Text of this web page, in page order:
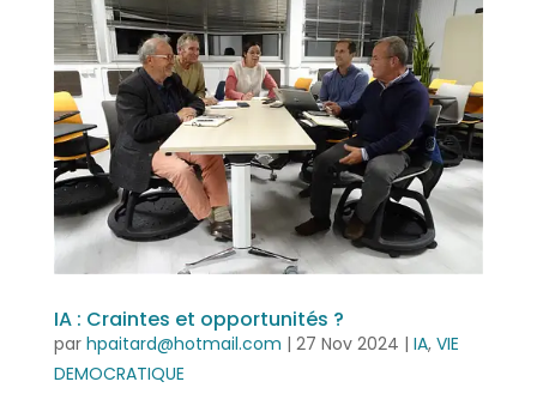
IA : Craintes et opportunités ?
par hpaitard@hotmail.com | 27 Nov 2024 | IA, VIE
DEMOCRATIQUE